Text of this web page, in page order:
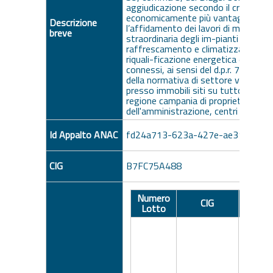
Descrizione
breve
aggiudicazione secondo il criterio
economicamente più vantaggiosa,
l’affidamento dei lavori di
straordinaria degli im-pianti di
raffrescamento e climatizzazione
riquali-ficazione energetica e dei
connessi, ai sensi del d.p.r. 74/
della normativa di settore
presso immobili siti su tutto il
regione campania di proprieta' e/o
dell'amministrazione, centri
Id Appalto ANAC
fd24a713-623a-427e-ae31-
CIG B7FC75A488
Numero
Lotto CIG